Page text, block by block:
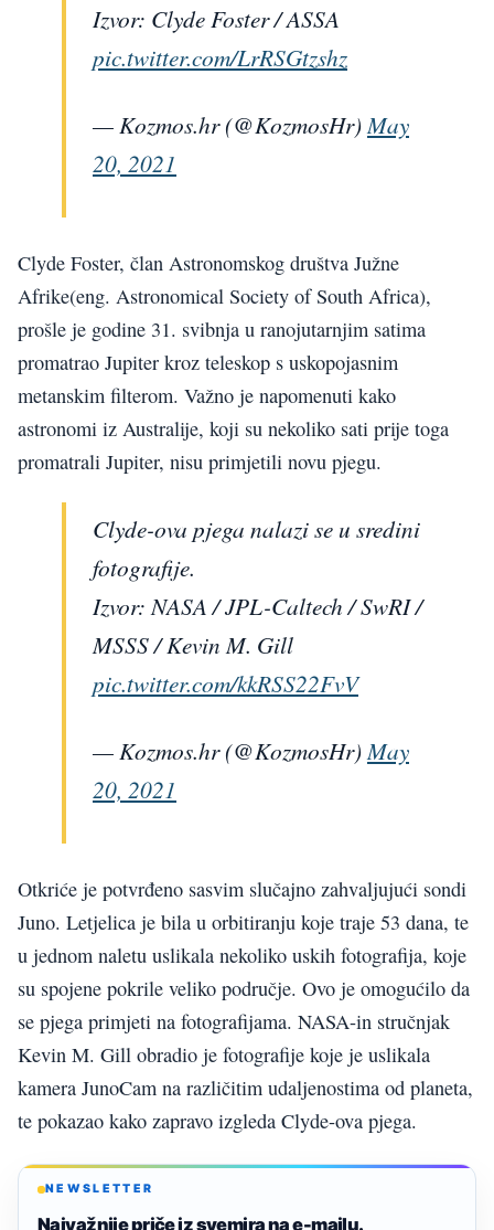
Izvor: Clyde Foster / ASSA
pic.twitter.com/LrRSGtzshz
— Kozmos.hr (@KozmosHr) May
20, 2021
Clyde Foster, član Astronomskog društva Južne
Afrike(eng. Astronomical Society of South Africa),
prošle je godine 31. svibnja u ranojutarnjim satima
promatrao Jupiter kroz teleskop s uskopojasnim
metanskim filterom. Važno je napomenuti kako
astronomi iz Australije, koji su nekoliko sati prije toga
promatrali Jupiter, nisu primjetili novu pjegu.
Clyde-ova pjega nalazi se u sredini
fotografije.
Izvor: NASA / JPL-Caltech / SwRI /
MSSS / Kevin M. Gill
pic.twitter.com/kkRSS22FvV
— Kozmos.hr (@KozmosHr)May
20, 2021
Otkriće je potvrđeno sasvim slučajno zahvaljujući sondi
Juno. Letjelica je bila u orbitiranju koje traje 53 dana, te
u jednom naletu uslikala nekoliko uskih fotografija, koje
su spojene pokrile veliko područje. Ovo je omogućilo da
se pjega primjeti na fotografijama. NASA-in stručnjak
Kevin M. Gill obradio je fotografije koje je uslikala
kamera JunoCam na različitim udaljenostima od planeta,
te pokazao kako zapravo izgleda Clyde-ova pjega.
NEWSLETTER
Najvažnije priče iz svemira na e-mailu.